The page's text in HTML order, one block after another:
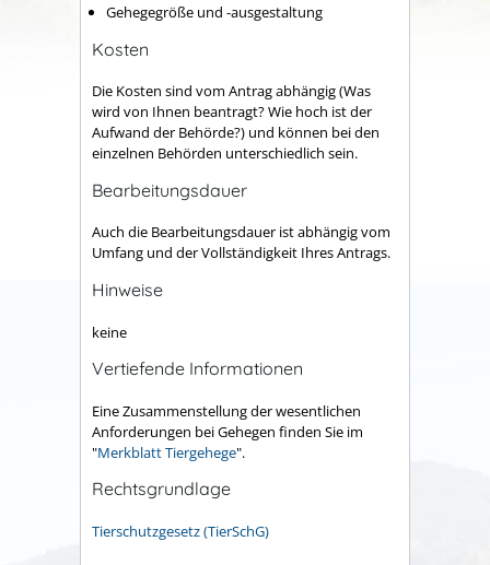
Gehegegröße und -ausgestaltung
Kosten
Die Kosten sind vom Antrag abhängig (Was
wird von Ihnen beantragt? Wie hoch ist der
Aufwand der Behörde?) und können bei den
einzelnen Behörden unterschiedlich sein.
Bearbeitungsdauer
Auch die Bearbeitungsdauer ist abhängig vom
Umfang und der Vollständigkeit Ihres Antrags.
Hinweise
keine
Vertiefende Informationen
Eine Zusammenstellung der wesentlichen
Anforderungen bei Gehegen finden Sie im
"Merkblatt Tiergehege".
Rechtsgrundlage
Tierschutzgesetz (TierSchG)